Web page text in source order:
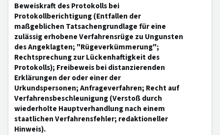
Beweiskraft des Protokolls bei
Protokollberichtigung (Entfallen der
maßgeblichen Tatsachengrundlage für eine
zulässig erhobene Verfahrensrüge zu Ungunsten
des Angeklagten; "Rügeverkümmerung";
Rechtsprechung zur Lückenhaftigkeit des
Protokolls); Freibeweis bei distanzierenden
Erklärungen der oder einer der
Urkundspersonen; Anfrageverfahren; Recht auf
Verfahrensbeschleunigung (Verstoß durch
wiederholte Hauptverhandlung nach einem
staatlichen Verfahrensfehler; redaktioneller
Hinweis).